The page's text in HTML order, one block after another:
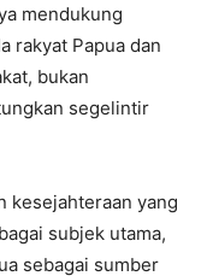
mendukung
rakyat Papua dan
bukan
segelintir
kesejahteraan yang
subjek utama,
sebagai sumber